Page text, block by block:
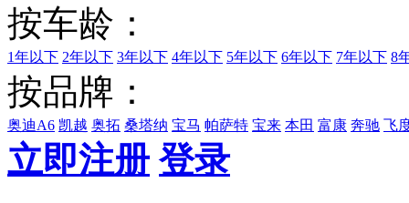
按车龄：
1年以下 2年以下 3年以下 4年以下 5年以下 6年以下 7年以下 8
按品牌：
奥迪A6 凯越 奥拓 桑塔纳 宝马 帕萨特 宝来 本田 富康 奔驰 飞
立即注册 登录